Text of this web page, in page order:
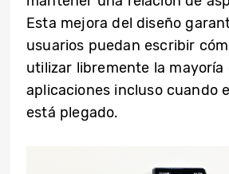
Esta mejora del diseño
usuarios puedan escribir
utilizar libremente la mayoría
aplicaciones incluso cuando
está plegado.